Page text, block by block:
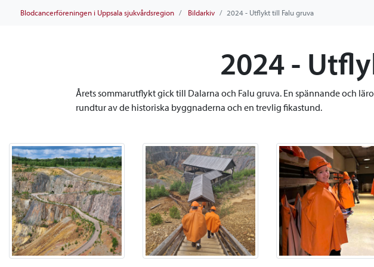
Blodcancerföreningen i Uppsala sjukvårdsregion Bildarkiv 2024 - Utflykt till Falu gruva
2024 -
Årets sommarutflykt gick till Dalarna och Falu gruva. En spännande och
rundtur av de historiska byggnaderna och en trevlig fikastund.